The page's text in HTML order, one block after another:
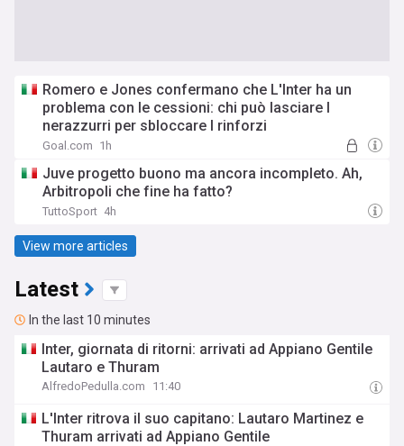
Romero e Jones confermano che L'Inter ha un
problema con le cessioni: chi può lasciare I
nerazzurri per sbloccare I rinforzi
Goal.com 1h
Juve progetto buono ma ancora incompleto. Ah,
Arbitropoli che fine ha fatto?
TuttoSport 4h
View more articles
Latest
In the last 10 minutes
Inter, giornata di ritorni: arrivati ad Appiano Gentile
Lautaro e Thuram
AlfredoPedulla.com 11:40
L'Inter ritrova il suo capitano: Lautaro Martinez e
Thuram arrivati ad Appiano Gentile